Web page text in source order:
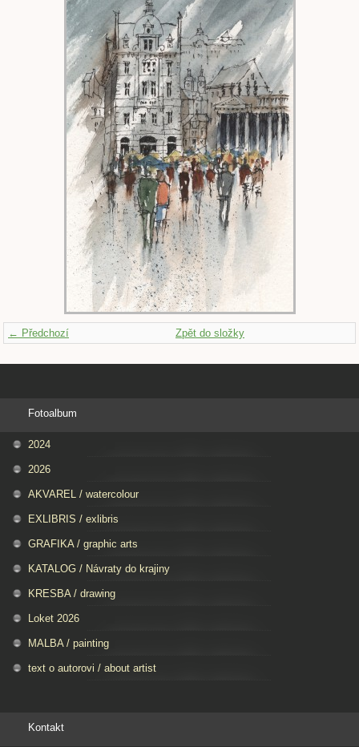
← Předchozí Zpět do složky
Fotoalbum
2024
2026
AKVAREL / watercolour
EXLIBRIS / exlibris
GRAFIKA / graphic arts
KATALOG / Návraty do krajiny
KRESBA / drawing
Loket 2026
MALBA / painting
text o autorovi / about artist
Kontakt